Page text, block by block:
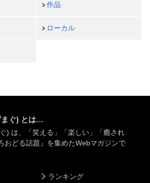
作品
ローカル
まぐ) とは…
) は、「笑える」「楽しい」「癒され
おどる話題』を集めたWebマガジンで
ランキング